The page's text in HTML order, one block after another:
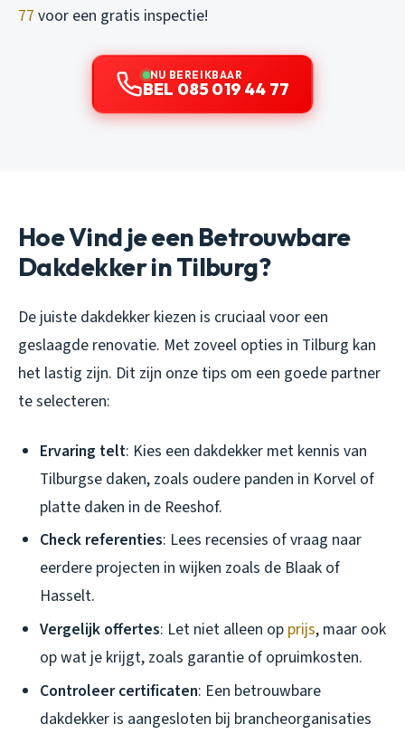
77 voor een gratis inspectie!
NU BEREIKBAAR
BEL 085 019 44 77
Hoe Vind je een Betrouwbare
Dakdekker in Tilburg?
De juiste dakdekker kiezen is cruciaal voor een
geslaagde renovatie. Met zoveel opties in Tilburg kan
het lastig zijn. Dit zijn onze tips om een goede partner
te selecteren:
Ervaring telt: Kies een dakdekker met kennis van
Tilburgse daken, zoals oudere panden in Korvel of
platte daken in de Reeshof.
Check referenties: Lees recensies of vraag naar
eerdere projecten in wijken zoals de Blaak of
Hasselt.
Vergelijk offertes: Let niet alleen op prijs, maar ook
op wat je krijgt, zoals garantie of opruimkosten.
Controleer certificaten: Een betrouwbare
dakdekker is aangesloten bij brancheorganisaties